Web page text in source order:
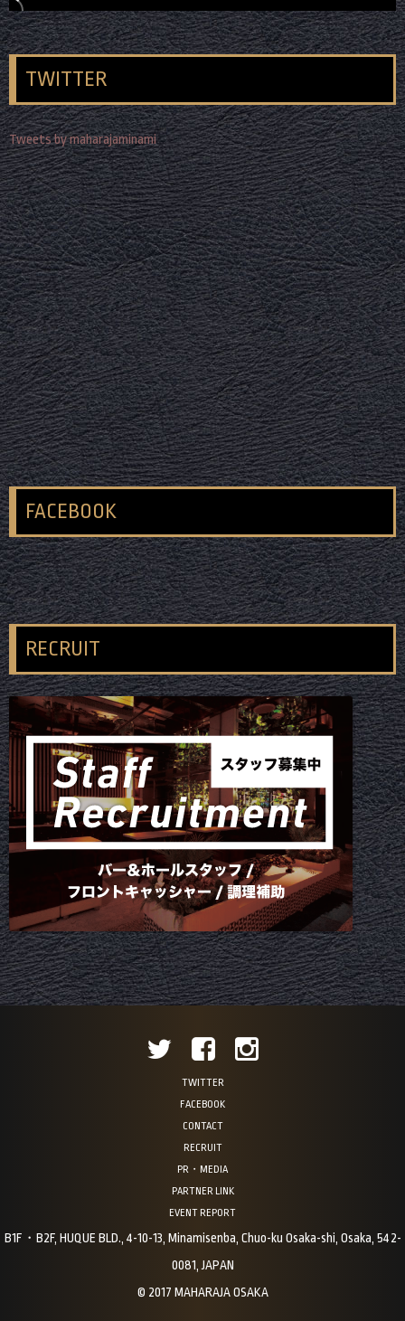
TWITTER
Tweets by maharajaminami
FACEBOOK
RECRUIT
TWITTER
FACEBOOK
CONTACT
RECRUIT
PR・MEDIA
PARTNER LINK
EVENT REPORT
B1F・B2F, HUQUE BLD., 4-10-13, Minamisenba, Chuo-ku Osaka-shi, Osaka, 542-
0081, JAPAN
© 2017 MAHARAJA OSAKA